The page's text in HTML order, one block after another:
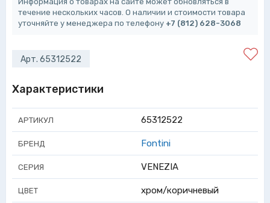
течение нескольких часов. О наличии и стоимости товара
уточняйте у менеджера по телефону +7 (812) 628-3068
Арт. 65312522
Характеристики
АРТИКУЛ 65312522
БРЕНД Fontini
СЕРИЯ VENEZIA
ЦВЕТ хром/коричневый